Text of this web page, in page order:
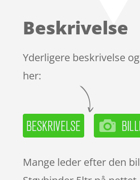
Beskrivelse
Yderligere beskrivelse
her:
Mange leder efter den